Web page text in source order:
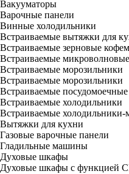
Вакууматоры
Варочные панели
Винные холодильники
Встраиваемые вытяжки для
Встраиваемые зерновые
Встраиваемые
Встраиваемые морозильники
Встраиваемые морозильники
Встраиваемые
Встраиваемые холодильники
Встраиваемые холодильники-
Вытяжки для кухни
Газовые варочные панели
Гладильные машины
Духовые шкафы
Духовые шкафы с функцией